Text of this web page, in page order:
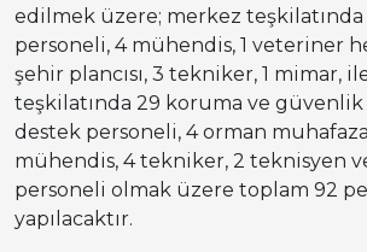
edilmek üzere; merkez
personeli, 4 mühendis, 1 veteriner
şehir plancısı, 3 tekniker, 1 mimar,
teşkilatında 29 koruma ve güvenlik
destek personeli, 4 orman
mühendis, 4 tekniker, 2 teknisyen
personeli olmak üzere toplam 92
yapılacaktır.